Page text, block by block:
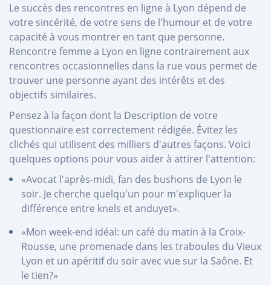
Le succès des rencontres en ligne à Lyon dépend de
votre sincérité, de votre sens de l'humour et de votre
capacité à vous montrer en tant que personne.
Rencontre femme a Lyon en ligne contrairement aux
rencontres occasionnelles dans la rue vous permet de
trouver une personne ayant des intérêts et des
objectifs similaires.
Pensez à la façon dont la Description de votre
questionnaire est correctement rédigée. Évitez les
clichés qui utilisent des milliers d'autres façons. Voici
quelques options pour vous aider à attirer l'attention:
«Avocat l'après-midi, fan des bushons de Lyon le
soir. Je cherche quelqu'un pour m'expliquer la
différence entre knels et anduyet».
«Mon week-end idéal: un café du matin à la Croix-
Rousse, une promenade dans les traboules du Vieux
Lyon et un apéritif du soir avec vue sur la Saône. Et
le tien?»